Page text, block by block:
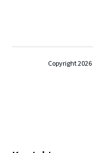
Copyright 2026